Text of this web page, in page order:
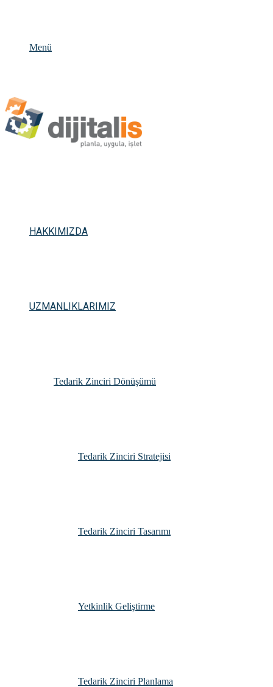
Menü
HAKKIMIZDA
UZMANLIKLARIMIZ
Tedarik Zinciri Dönüşümü
Tedarik Zinciri Stratejisi
Tedarik Zinciri Tasarımı
Yetkinlik Geliştirme
Tedarik Zinciri Planlama